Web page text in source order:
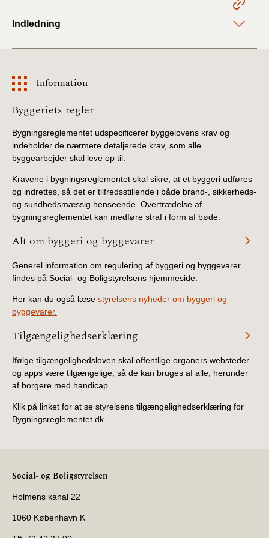
2022)
BR18 (29/6 - 31/12
2021)
BR18 (1/7-31/12
2020)
BR18 (10/3-30/6
2020)
BR18 (1/1-9/3 2020)
BR18 (4/7-31/12
BR18 (1/1-4/7 2019)
2018)
BR18 (1/1-30/6
2018)
2010)
Indledning
Information
Information
Byggeriets regler
Bygningsreglementet udspecificerer byggelovens krav og
indeholder de nærmere detaljerede krav, som alle
byggearbejder skal leve op til.
Kravene i bygningsreglementet skal sikre, at et byggeri udføres
og indrettes, så det er tilfredsstillende i både brand-, sikkerheds-
og sundhedsmæssig henseende. Overtrædelse af
bygningsreglementet kan medføre straf i form af bøde.
Alt om byggeri og byggevarer
Generel information om regulering af byggeri og byggevarer
findes på Social- og Boligstyrelsens hjemmeside.
Her kan du også læse styrelsens nyheder om byggeri og
byggevarer.
Tilgængelighedserklæring
Ifølge tilgængelighedsloven skal offentlige organers websteder
og apps være tilgængelige, så de kan bruges af alle, herunder
af borgere med handicap.
Klik på linket for at se styrelsens tilgængelighedserklæring for
Bygningsreglementet.dk
Social- og Boligstyrelsen
Holmens kanal 22
1060 København K